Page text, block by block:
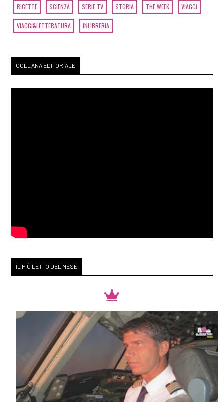
RICETTE SCIENZA SERIE TV STORIA THE WEEK VIAGGI
VIAGGI&LETTERATURA INLIBRERIA
COLLANA EDITORIALE
IL PIÙ LETTO DEL MESE